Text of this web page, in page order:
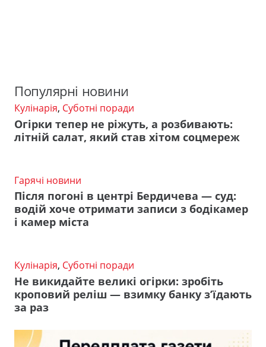
Популярні новини
Кулінарія, Суботні поради
Огірки тепер не ріжуть, а розбивають:
літній салат, який став хітом соцмереж
Гарячі новини
Після погоні в центрі Бердичева — суд:
водій хоче отримати записи з бодікамер
і камер міста
Кулінарія, Суботні поради
Не викидайте великі огірки: зробіть
кроповий реліш — взимку банку з’їдають
за раз